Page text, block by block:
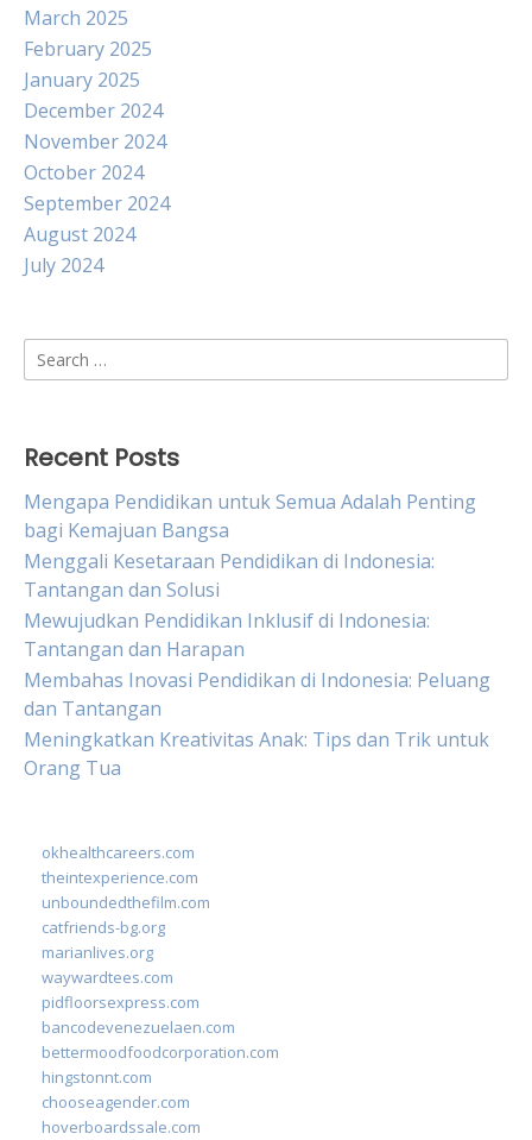
March 2025
February 2025
January 2025
December 2024
November 2024
October 2024
September 2024
August 2024
July 2024
Search
for:
Recent Posts
Mengapa Pendidikan untuk Semua Adalah Penting
bagi Kemajuan Bangsa
Menggali Kesetaraan Pendidikan di Indonesia:
Tantangan dan Solusi
Mewujudkan Pendidikan Inklusif di Indonesia:
Tantangan dan Harapan
Membahas Inovasi Pendidikan di Indonesia: Peluang
dan Tantangan
Meningkatkan Kreativitas Anak: Tips dan Trik untuk
Orang Tua
okhealthcareers.com
theintexperience.com
unboundedthefilm.com
catfriends-bg.org
marianlives.org
waywardtees.com
pidfloorsexpress.com
bancodevenezuelaen.com
bettermoodfoodcorporation.com
hingstonnt.com
chooseagender.com
hoverboardssale.com